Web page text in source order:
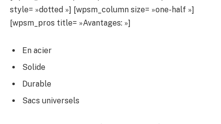
style= »dotted »] [wpsm_column size= »one-half »]
[wpsm_pros title= »Avantages: »]
En acier
Solide
Durable
Sacs universels